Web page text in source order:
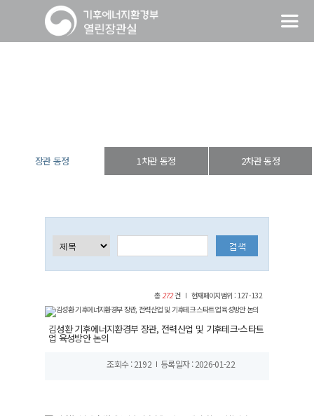
장관 동정 1차관 동정 2차관 동정
총272건 현재페이지범위 : 127-132
김성환 기후에너지환경부 장관, 전력산업 및 기후테크·스타트
업 육성방안 논의
조회수 : 2192 등록일자 : 2026-01-22